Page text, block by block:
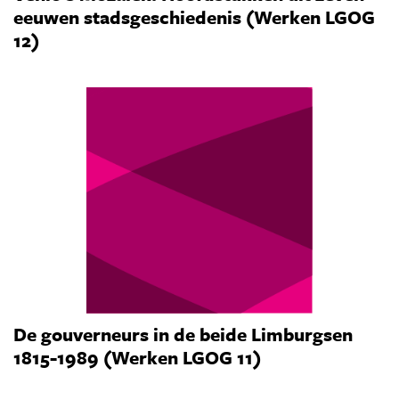
eeuwen stadsgeschiedenis (Werken LGOG
12)
De gouverneurs in de beide Limburgsen
1815-1989 (Werken LGOG 11)